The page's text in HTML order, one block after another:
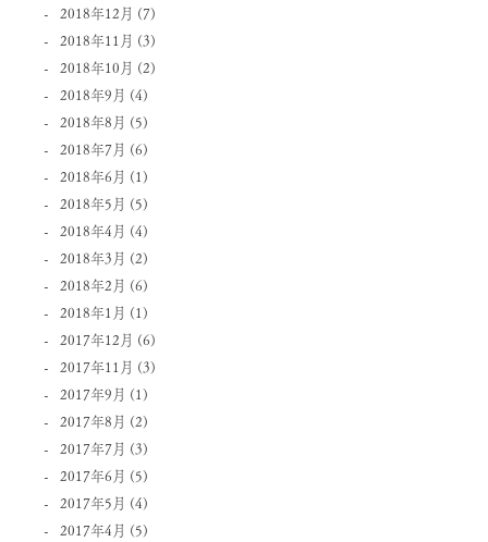
2018年12月 (7)
2018年11月 (3)
2018年10月 (2)
2018年9月 (4)
2018年8月 (5)
2018年7月 (6)
2018年6月 (1)
2018年5月 (5)
2018年4月 (4)
2018年3月 (2)
2018年2月 (6)
2018年1月 (1)
2017年12月 (6)
2017年11月 (3)
2017年9月 (1)
2017年8月 (2)
2017年7月 (3)
2017年6月 (5)
2017年5月 (4)
2017年4月 (5)